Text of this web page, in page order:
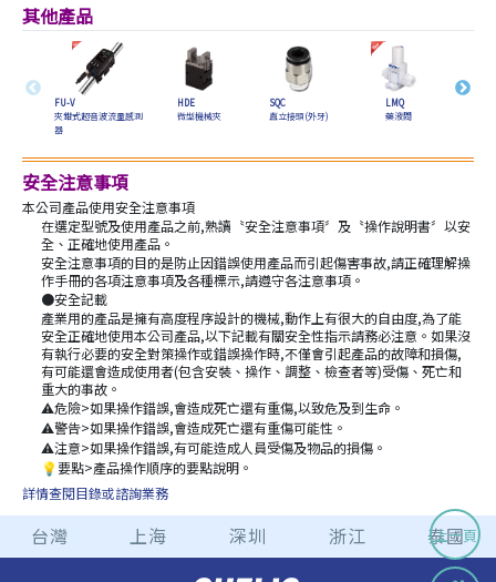
安全注意事項
本公司產品使用安全注意事項
在選定型號及使用產品之前,熟讀〝安全注意事項〞及〝操作說明書〞以安
全、正確地使用產品。
安全注意事項的目的是防止因錯誤使用產品而引起傷害事故,請正確理解操
作手冊的各項注意事項及各種標示,請遵守各注意事項。
●安全記載
產業用的產品是擁有高度程序設計的機械,動作上有很大的自由度,為了能
安全正確地使用本公司產品,以下記載有關安全性指示請務必注意。如果沒
有執行必要的安全對策操作或錯誤操作時,不僅會引起產品的故障和損傷,
有可能還會造成使用者(包含安裝、操作、調整、檢查者等)受傷、死亡和
重大的事故。
⚠危險>如果操作錯誤,會造成死亡還有重傷,以致危及到生命。
⚠警告>如果操作錯誤,會造成死亡還有重傷可能性。
⚠注意>如果操作錯誤,有可能造成人員受傷及物品的損傷。
💡要點>產品操作順序的要點說明。
詳情查閱目錄或諮詢業務
其他產品
FU-V
夾鉗式超音波流量感測
器
HDE
微型機械夾
SQC
直立接頭(外牙)
LMQ
藥液閥
台灣 上海 深圳 浙江 泰國
上一頁